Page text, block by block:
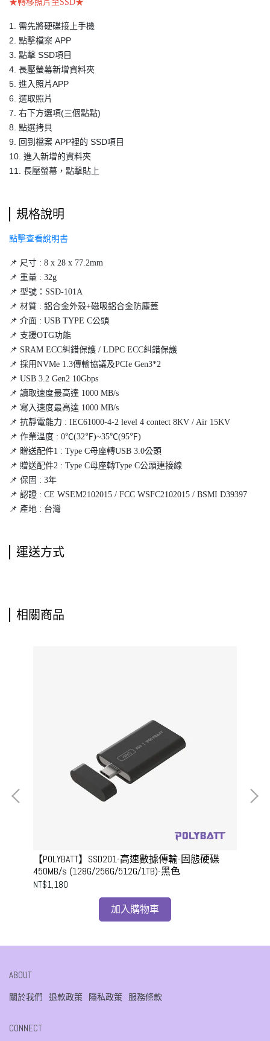
★轉移照片至SSD★
1. 需先將硬碟接上手機
2. 點擊檔案 APP
3. 點擊 SSD項目
4. 長壓螢幕新增資料夾
5. 進入照片APP
6. 選取照片
7. 右下方選項(三個點點)
8. 點選拷貝
9. 回到檔案 APP裡的 SSD項目
10. 進入新增的資料夾
11. 長壓螢幕，點擊貼上
規格說明
點擊查看說明書
📌 尺寸 : 8 x 28 x 77.2mm
📌 重量 : 32g
📌 型號：SSD-101A
📌 材質 : 鋁合金外殼+磁吸鋁合金防塵蓋
📌 介面 : USB TYPE C公頭
📌 支援OTG功能
📌 SRAM ECC糾錯保護 / LDPC ECC糾錯保護
📌 採用NVMe 1.3傳輸協議及PCIe Gen3*2
📌 USB 3.2 Gen2 10Gbps
📌 讀取速度最高達 1000 MB/s
📌 寫入速度最高達 1000 MB/s
📌 抗靜電能力 : IEC61000-4-2 level 4 contect 8KV / Air 15KV
📌 作業溫度 : 0℃(32℉)~35℃(95℉)
📌 贈送配件1 : Type C母座轉USB 3.0公頭
📌 贈送配件2 : Type C母座轉Type C公頭連接線
📌 保固 : 3年
📌 認證 : CE WSEM2102015 / FCC WSFC2102015 / BSMI D39397
📌 產地 : 台灣
運送方式
相關商品
【POLYBATT】SSD201-高速數據傳輸-固態硬碟
450MB/s (128G/256G/512G/1TB)-黑色
NT$1,180
加入購物車
ABOUT
關於我們 退款政策 隱私政策 服務條款
CONNECT